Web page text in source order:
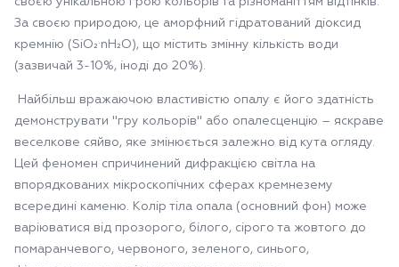
За своєю природою, це аморфний гідратований діоксид
кремнію (SiO₂·nH₂O), що містить змінну кількість води
(зазвичай 3-10%, іноді до 20%).
Найбільш вражаючою властивістю опалу є його здатність
демонструвати "гру кольорів" або опалесценцію – яскраве
веселкове сяйво, яке змінюється залежно від кута огляду.
Цей феномен спричинений дифракцією світла на
впорядкованих мікроскопічних сферах кремнезему
всередині каменю. Колір тіла опала (основний фон) може
варіюватися від прозорого, білого, сірого та жовтого до
помаранчевого, червоного, зеленого, синього,